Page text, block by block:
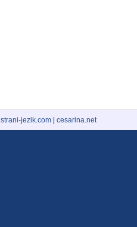
strani-jezik.com cesarina.net